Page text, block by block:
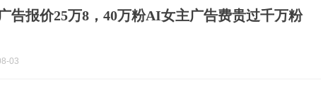
告报价25万8，40万粉AI女主广告费贵过千万粉
03